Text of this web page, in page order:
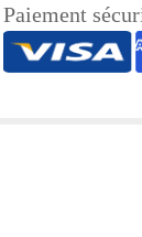
Paiement